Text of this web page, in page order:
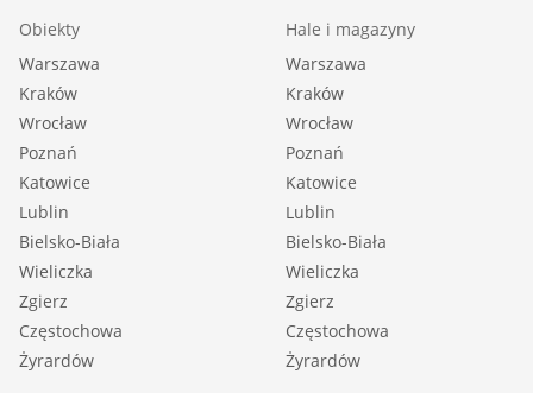
Obiekty
Warszawa
Kraków
Wrocław
Poznań
Katowice
Lublin
Bielsko-Biała
Wieliczka
Zgierz
Częstochowa
Żyrardów
Hale i magazyny
Warszawa
Kraków
Wrocław
Poznań
Katowice
Lublin
Bielsko-Biała
Wieliczka
Zgierz
Częstochowa
Żyrardów